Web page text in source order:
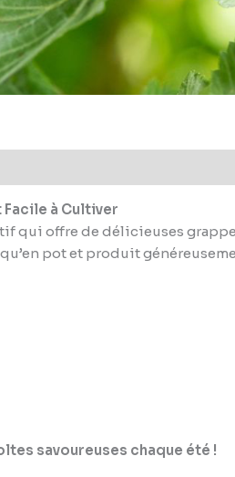
à Cultiver
qui offre de délicieuses
pot et produit
savoureuses chaque été !